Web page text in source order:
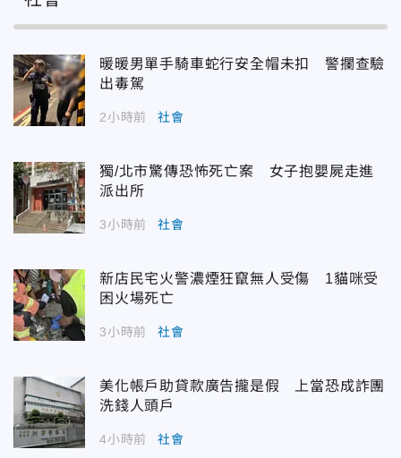
暖暖男單手騎車蛇行安全帽未扣 警攔查驗
出毒駕
2小時前 社會
獨/北市驚傳恐怖死亡案 女子抱嬰屍走進
派出所
3小時前 社會
新店民宅火警濃煙狂竄無人受傷 1貓咪受
困火場死亡
3小時前 社會
美化帳戶助貸款廣告攏是假 上當恐成詐團
洗錢人頭戶
4小時前 社會